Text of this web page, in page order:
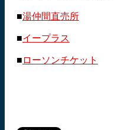
■湯仲間直売所
■イープラス
■ ローソンチケット